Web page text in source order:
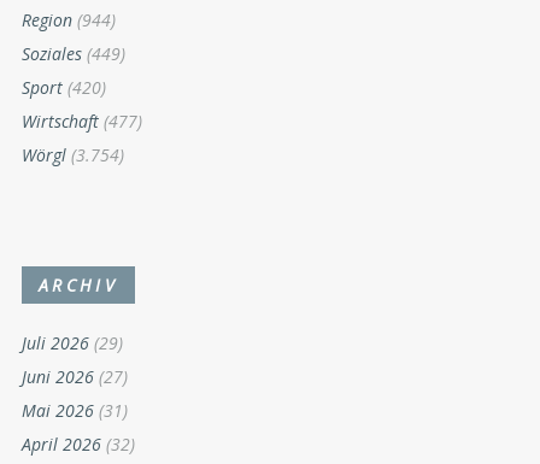
Region (944)
Soziales (449)
Sport (420)
Wirtschaft (477)
Wörgl (3.754)
ARCHIV
Juli 2026 (29)
Juni 2026 (27)
Mai 2026 (31)
April 2026 (32)